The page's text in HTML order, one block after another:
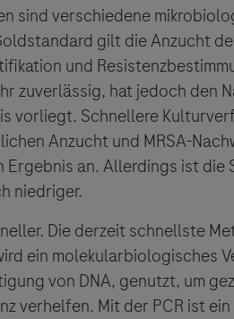
sind verschiedene
gilt die Anzucht
und
zuverlässig, hat jedoch den
vorliegt. Schnellere
Anzucht und MRSA-
an. Allerdings ist die
niedriger.
Die derzeit schnellste
ein molekularbiologisches
von DNA, genutzt, um
verhelfen. Mit der PCR ist
Dritter werden im Sinne
äußert keine Meinung
jegliche
deren